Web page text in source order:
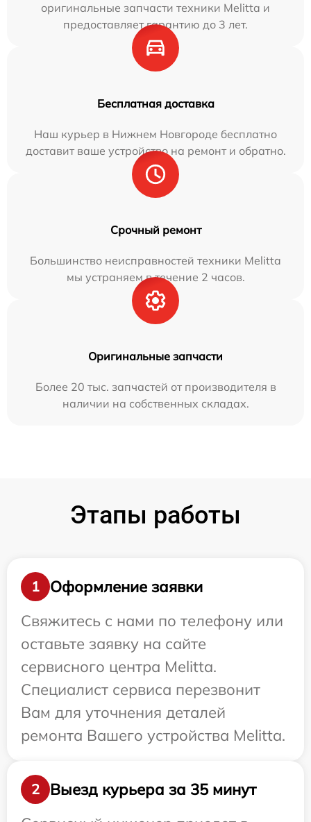
оригинальные запчасти техники Melitta и
предоставляет гарантию до 3 лет.
Бесплатная доставка
Наш курьер в Нижнем Новгороде бесплатно
доставит ваше устройство на ремонт и обратно.
Срочный ремонт
Большинство неисправностей техники Melitta
мы устраняем в течение 2 часов.
Оригинальные запчасти
Более 20 тыс. запчастей от производителя в
наличии на собственных складах.
Этапы работы
1
Оформление заявки
Свяжитесь с нами по телефону или
оставьте заявку на сайте
сервисного центра Melitta.
Специалист сервиса перезвонит
Вам для уточнения деталей
ремонта Вашего устройства Melitta.
2
Выезд курьера за 35 минут